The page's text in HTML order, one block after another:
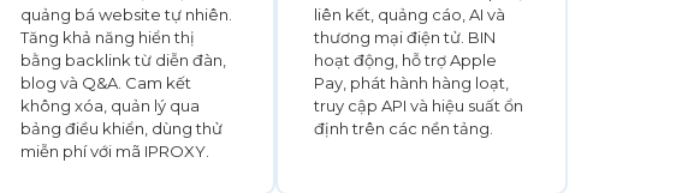
quảng bá website tự nhiên.
Tăng khả năng hiển thị
bằng backlink từ diễn đàn,
blog và Q&A. Cam kết
không xóa, quản lý qua
bảng điều khiển, dùng thử
miễn phí với mã IPROXY.
liên kết, quảng cáo, AI và
thương mại điện tử. BIN
hoạt động, hỗ trợ Apple
Pay, phát hành hàng loạt,
truy cập API và hiệu suất ổn
định trên các nền tảng.